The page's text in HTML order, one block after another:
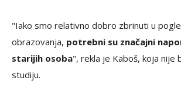
"Iako smo relativno dobro zbrinuti u
obrazovanja, potrebni su značajni
starijih osoba", rekla je Kaboš, koja nije
studiju.